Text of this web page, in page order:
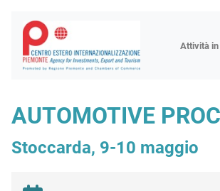
Attività
AUTOMOTIVE
Stoccarda, 9-10 maggio